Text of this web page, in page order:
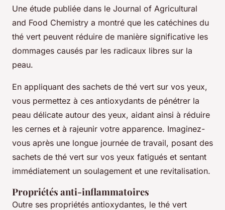
Une étude publiée dans le Journal of Agricultural
and Food Chemistry a montré que les catéchines du
thé vert peuvent réduire de manière significative les
dommages causés par les radicaux libres sur la
peau.
En appliquant des sachets de thé vert sur vos yeux,
vous permettez à ces antioxydants de pénétrer la
peau délicate autour des yeux, aidant ainsi à réduire
les cernes et à rajeunir votre apparence. Imaginez-
vous après une longue journée de travail, posant des
sachets de thé vert sur vos yeux fatigués et sentant
immédiatement un soulagement et une revitalisation.
Propriétés anti-inflammatoires
Outre ses propriétés antioxydantes, le thé vert